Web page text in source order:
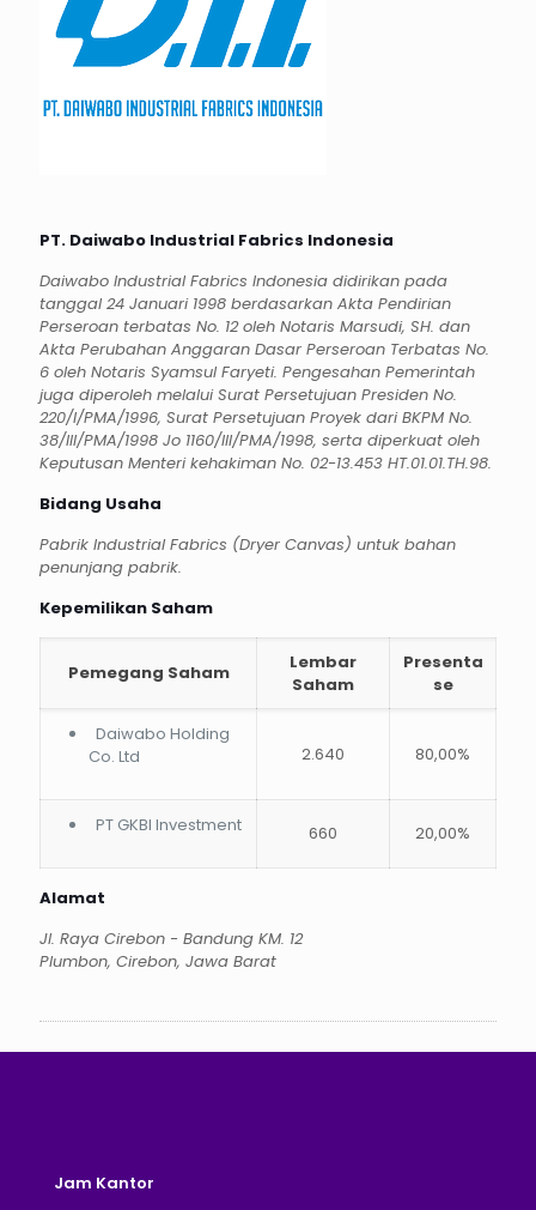
PT. Daiwabo Industrial Fabrics Indonesia
Daiwabo Industrial Fabrics Indonesia didirikan pada
tanggal 24 Januari 1998 berdasarkan Akta Pendirian
Perseroan terbatas No. 12 oleh Notaris Marsudi, SH. dan
Akta Perubahan Anggaran Dasar Perseroan Terbatas No.
6 oleh Notaris Syamsul Faryeti. Pengesahan Pemerintah
juga diperoleh melalui Surat Persetujuan Presiden No.
220/I/PMA/1996, Surat Persetujuan Proyek dari BKPM No.
38/III/PMA/1998 Jo 1160/III/PMA/1998, serta diperkuat oleh
Keputusan Menteri kehakiman No. 02-13.453 HT.01.01.TH.98.
Bidang Usaha
Pabrik Industrial Fabrics (Dryer Canvas) untuk bahan
penunjang pabrik.
Kepemilikan Saham
Pemegang Saham
Lembar
Saham
Presenta
se
Daiwabo Holding
Co. Ltd
2.640 80,00%
PT GKBI Investment 660 20,00%
Alamat
Jl. Raya Cirebon - Bandung KM. 12
Plumbon, Cirebon, Jawa Barat
Jam Kantor